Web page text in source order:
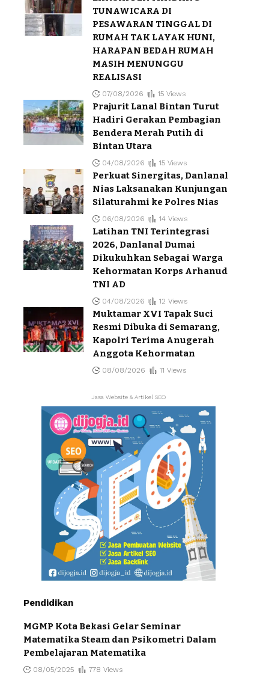
TUNAWICARA DI
PESAWARAN TINGGAL DI
RUMAH TAK LAYAK HUNI,
HARAPAN BEDAH RUMAH
MASIH MENUNGGU
REALISASI
07/08/2026 15 Views
Prajurit Lanal Bintan Turut
Hadiri Gerakan Pembagian
Bendera Merah Putih di
Bintan Utara
04/08/2026 15 Views
Perkuat Sinergitas, Danlanal
Nias Laksanakan Kunjungan
Silaturahmi ke Polres Nias
06/08/2026 14 Views
Latihan TNI Terintegrasi
2026, Danlanal Dumai
Dikukuhkan Sebagai Warga
Kehormatan Korps Arhanud
TNI AD
04/08/2026 12 Views
Muktamar XVI Tapak Suci
Resmi Dibuka di Semarang,
Kapolri Terima Anugerah
Anggota Kehormatan
08/08/2026 11 Views
Jasa Website & Artikel SEO
Pendidikan
MGMP Kota Bekasi Gelar Seminar
Matematika Steam dan Psikometri Dalam
Pembelajaran Matematika
08/05/2025 778 Views